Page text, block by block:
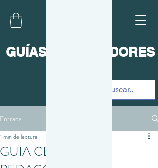
GUÍAS Y SIMULADORES
Entrada
GUIA CENEVAL
1 min de lectura